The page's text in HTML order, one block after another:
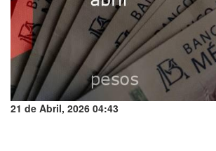
21 de Abril, 2026 04:43